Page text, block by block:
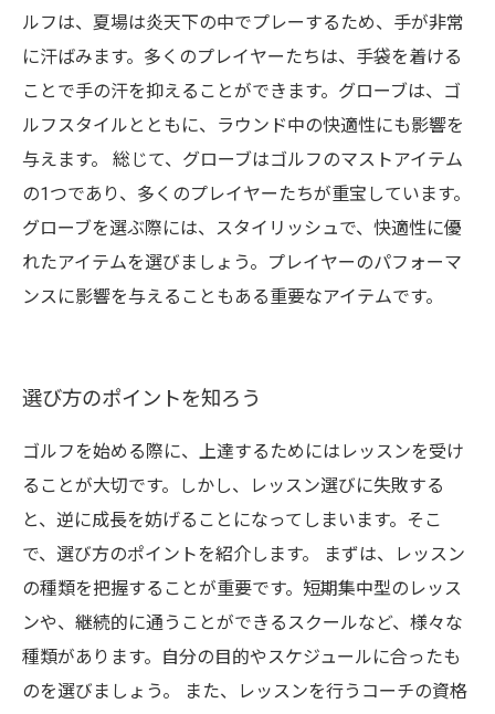
ルフは、夏場は炎天下の中でプレーするため、手が非常
に汗ばみます。多くのプレイヤーたちは、手袋を着ける
ことで手の汗を抑えることができます。グローブは、ゴ
ルフスタイルとともに、ラウンド中の快適性にも影響を
与えます。 総じて、グローブはゴルフのマストアイテム
の1つであり、多くのプレイヤーたちが重宝しています。
グローブを選ぶ際には、スタイリッシュで、快適性に優
れたアイテムを選びましょう。プレイヤーのパフォーマ
ンスに影響を与えることもある重要なアイテムです。
選び方のポイントを知ろう
ゴルフを始める際に、上達するためにはレッスンを受け
ることが大切です。しかし、レッスン選びに失敗する
と、逆に成長を妨げることになってしまいます。そこ
で、選び方のポイントを紹介します。 まずは、レッスン
の種類を把握することが重要です。短期集中型のレッス
ンや、継続的に通うことができるスクールなど、様々な
種類があります。自分の目的やスケジュールに合ったも
のを選びましょう。 また、レッスンを行うコーチの資格